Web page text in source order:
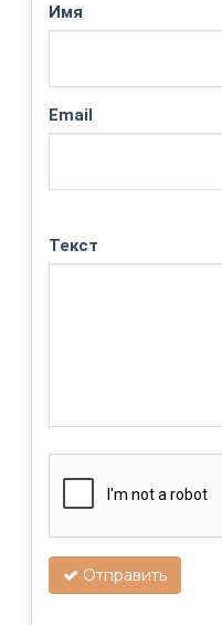
Имя
Email
Текст
Отправить